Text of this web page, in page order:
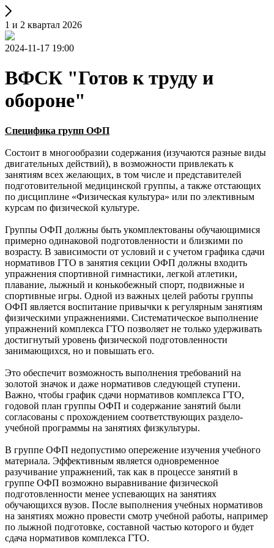
1 и 2 квартал 2026
2024-11-17 19:00
ВФСК "Готов к труду и
обороне"
Специфика групп ОФП
Cостоит в многообразии содержания (изучаются разные виды
двигательных действий), в возможности привлекать к
занятиям всех желающих, в том числе и представителей
подготовительной медицинской группы, а также отстающих
по дисциплине «Физическая культура» или по элективным
курсам по физической культуре.
Группы ОФП должны быть укомплектованы обучающимися
примерно одинаковой подготовленности и близкими по
возрасту. В зависимости от условий и с учетом графика сдачи
нормативов ГТО в занятия секции ОФП должны входить
упражнения спортивной гимнастики, легкой атлетики,
плавание, лыжный и конькобежный спорт, подвижные и
спортивные игры. Одной из важных целей работы группы
ОФП является воспитание привычки к регулярным занятиям
физическими упражнениями. Систематическое выполнение
упражнений комплекса ГТО позволяет не только удерживать
достигнутый уровень физической подготовленности
занимающихся, но и повышать его.
Это обеспечит возможность выполнения требований на
золотой значок и даже нормативов следующей ступени.
Важно, чтобы график сдачи нормативов комплекса ГТО,
годовой план группы ОФП и содержание занятий были
согласованы с прохождением соответствующих раздело-
учебной программы на занятиях физкультуры.
В группе ОФП недопустимо опережение изучения учебного
материала. Эффективным является одновременное
разучивание упражнений, так как в процессе занятий в
группе ОФП возможно выравнивание физической
подготовленности менее успевающих на занятиях
обучающихся вузов. После выполнения учебных нормативов
на занятиях можно провести смотр учебной работы, например
по лыжной подготовке, составной частью которого и будет
сдача нормативов комплекса ГТО.